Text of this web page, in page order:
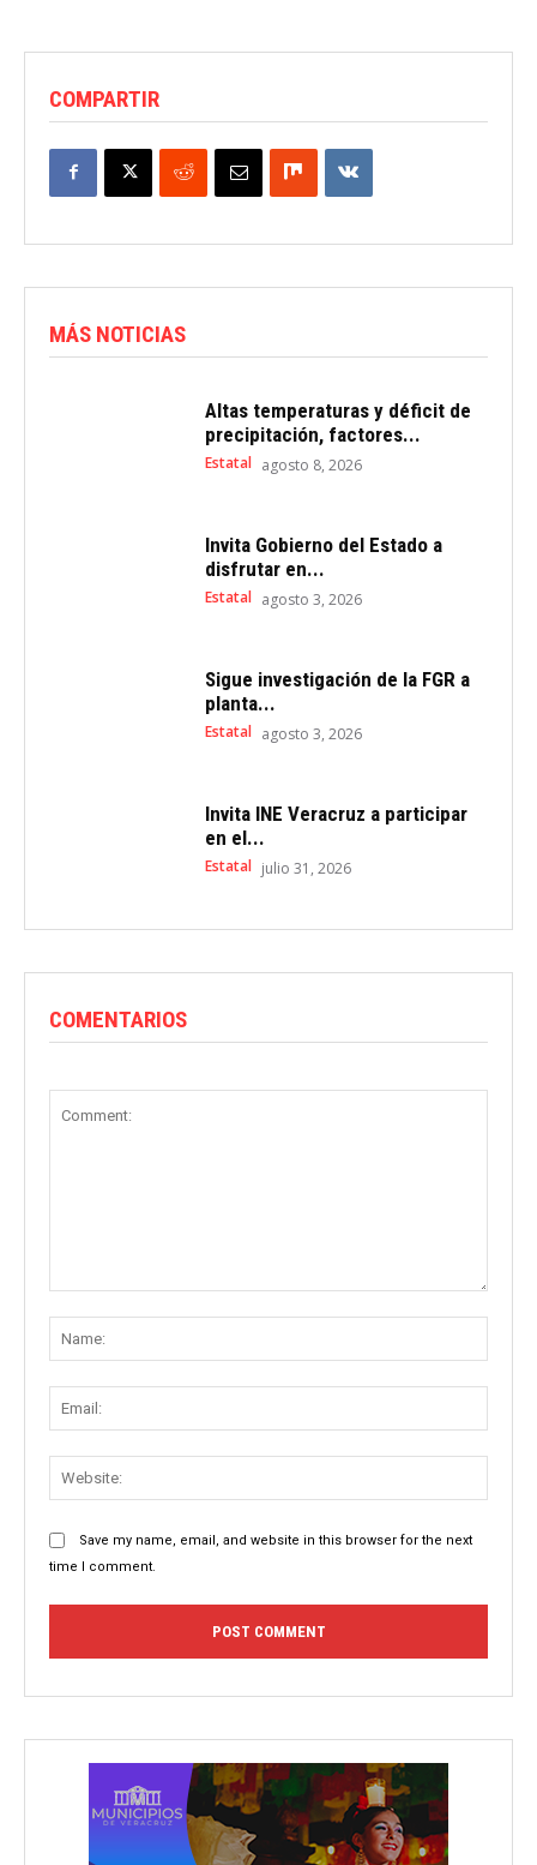
COMPARTIR
MÁS NOTICIAS
Altas temperaturas y déficit de
precipitación, factores...
Estatal agosto 8, 2026
Invita Gobierno del Estado a
disfrutar en...
Estatal agosto 3, 2026
Sigue investigación de la FGR a
planta...
Estatal agosto 3, 2026
Invita INE Veracruz a participar
en el...
Estatal julio 31, 2026
COMENTARIOS
Save my name, email, and website in this browser for the next
time I comment.